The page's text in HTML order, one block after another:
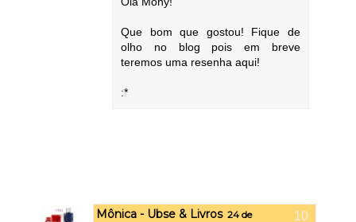
Que bom que gostou! Fique de
olho no blog pois em breve
teremos uma resenha aqui!
:*
Mônica - Ubse & Livros 24 de